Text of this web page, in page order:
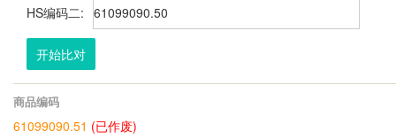
HS编码二:
开始比对
商品编码
61099090.51 (已作废)